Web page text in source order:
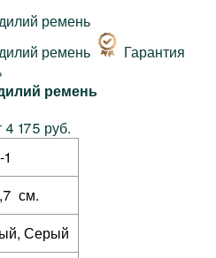
Гарантия
ремень
175 руб.
см.
Серый